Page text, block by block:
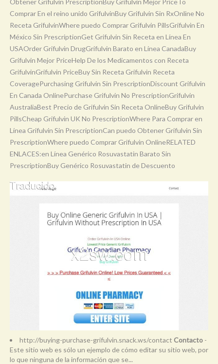
Comprar En el reino unido GrifulvinBuy Grifulvin Sin RxOnline No
Receta GrifulvinWhere puedo Comprar Grifulvin PillsGrifulvin En
México Sin PrescriptionGet Grifulvin Sin Receta en Línea En
USAOrder Grifulvin DrugGrifulvin Barato en Línea CanadaBuy
Grifulvin Mejor PriceHelp De los Medicamentos con Receta
GrifulvinGrifulvin PriceBuy Sin Receta Grifulvin Receta
CoveragePurchasing Grifulvin Sin PrescriptionDiscount Grifulvin
En Canada OnlinePurchase Grifulvin No PrescriptionGrifulvin
AustraliaBest Precio de Grifulvin Sin Receta OnlineBuy Grifulvin
PillsCheap Grifulvin UK No PrescriptionWhere Para Comprar en
Línea Grifulvin Sin PrescriptionCan puedo Obtener Grifulvin Sin
PrescriptionWhere puedo Comprar Grifulvin OnlineRELATED
ENLACES:en Línea Genérico Rosuvastatin Barato Sin
PrescriptionBuy Genérico Rosuvastatin de Descuento
http://buying-purchase-grifulvin.snack.ws/contact Contacto -
Este sitio web es sólo un ejemplo de cómo editar su sitio web, por
lo que ninguna de la información que se...